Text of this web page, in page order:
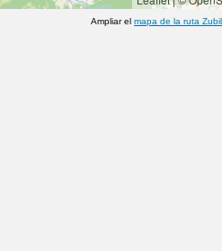
Ampliar el mapa de la ruta